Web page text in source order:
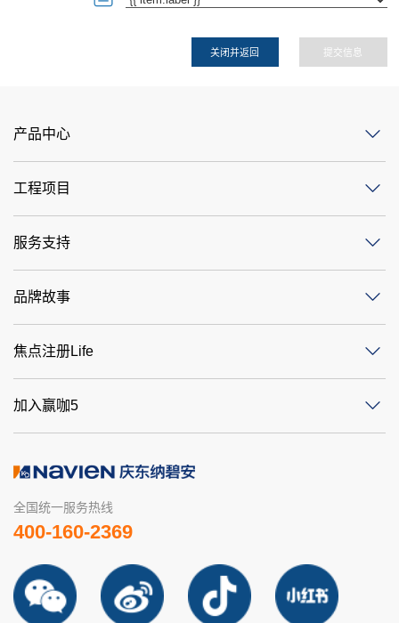
关闭并返回 提交信息
产品中心
工程项目
服务支持
品牌故事
焦点注册Life
加入赢咖5
全国统一服务热线
400-160-2369